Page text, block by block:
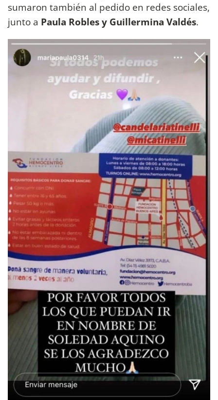
sumaron también al pedido en redes sociales,
junto a Paula Robles y Guillermina Valdés.